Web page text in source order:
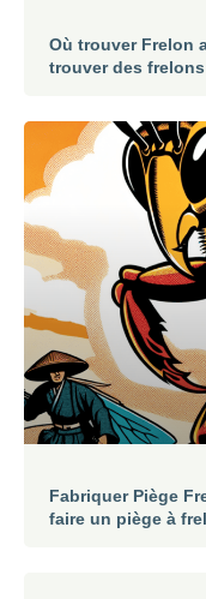
Où trouver Frelon
trouver des
Fabriquer Piège
faire un piège à